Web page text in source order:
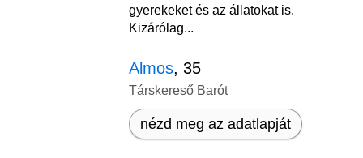
gyerekeket és az állatokat is.
Kizárólag...
Almos, 35
Társkereső Barót
nézd meg az adatlapját